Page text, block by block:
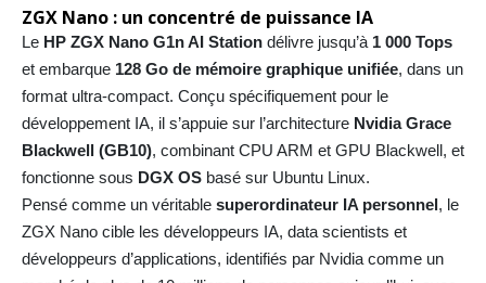
ZGX Nano : un concentré de puissance IA
Le HP ZGX Nano G1n AI Station délivre jusqu’à 1 000 Tops
et embarque 128 Go de mémoire graphique unifiée, dans un
format ultra-compact. Conçu spécifiquement pour le
développement IA, il s’appuie sur l’architecture Nvidia Grace
Blackwell (GB10), combinant CPU ARM et GPU Blackwell, et
fonctionne sous DGX OS basé sur Ubuntu Linux.
Pensé comme un véritable superordinateur IA personnel, le
ZGX Nano cible les développeurs IA, data scientists et
développeurs d’applications, identifiés par Nvidia comme un